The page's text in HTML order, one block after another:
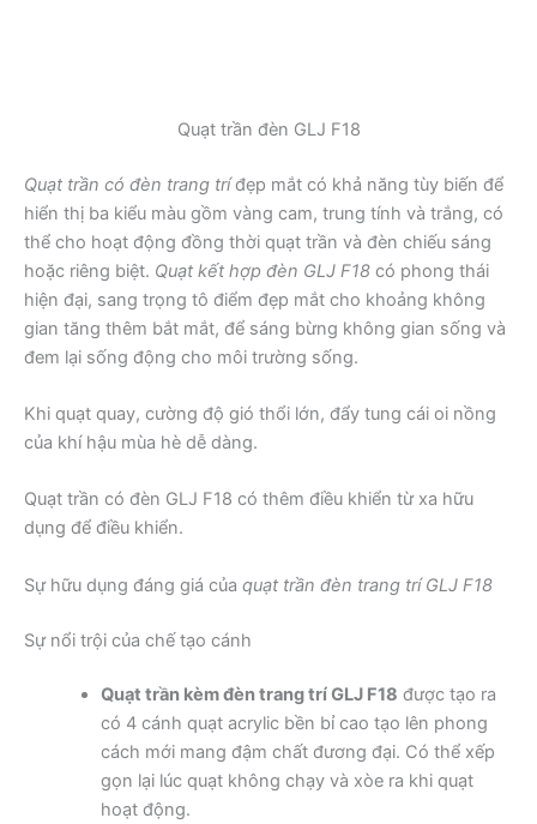
Quạt trần đèn GLJ F18
Quạt trần có đèn trang tríđẹp mắt có khả năng tùy biến để
hiển thị ba kiểu màu gồm vàng cam, trung tính và trắng, có
thể cho hoạt động đồng thời quạt trần và đèn chiếu sáng
hoặc riêng biệt. Quạt kết hợp đèn GLJ F18 có phong thái
hiện đại, sang trọng tô điểm đẹp mắt cho khoảng không
gian tăng thêm bắt mắt, để sáng bừng không gian sống và
đem lại sống động cho môi trường sống.
Khi quạt quay, cường độ gió thổi lớn, đẩy tung cái oi nồng
của khí hậu mùa hè dễ dàng.
Quạt trần có đèn GLJ F18 có thêm điều khiển từ xa hữu
dụng để điều khiển.
Sự hữu dụng đáng giá của quạt trần đèn trang trí GLJ F18
Sự nổi trội của chế tạo cánh
Quạt trần kèm đèn trang trí GLJ F18 được tạo ra
có 4 cánh quạt acrylic bền bỉ cao tạo lên phong
cách mới mang đậm chất đương đại. Có thể xếp
gọn lại lúc quạt không chạy và xòe ra khi quạt
hoạt động.